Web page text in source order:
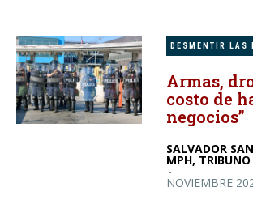
DESMENTIR LAS
Armas,
costo de
negocios”
SALVADOR
MPH, TRIBUNO
-
NOVIEMBRE